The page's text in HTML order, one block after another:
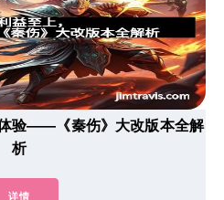
验——《秦伤》大改版本全解
析
详情